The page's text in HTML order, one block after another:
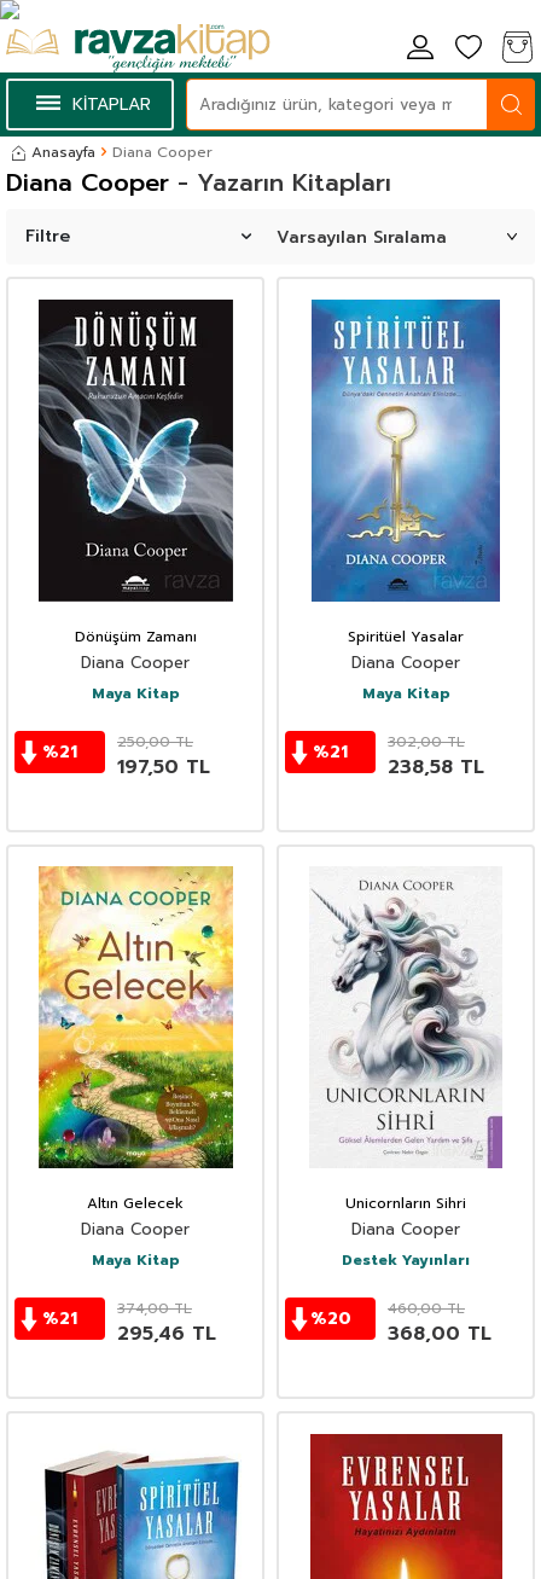
KİTAPLAR
Anasayfa Diana Cooper
- Yazarın Kitapları
Diana Cooper
Filtre
Dönüşüm Zamanı
Diana Cooper
Maya Kitap
%21 250,00TL
197,50 TL
Spiritüel Yasalar
Diana Cooper
Maya Kitap
%21 302,00TL
238,58 TL
Altın Gelecek
Diana Cooper
Maya Kitap
%21 374,00TL
295,46 TL
Unicornların Sihri
Diana Cooper
Destek Yayınları
%20 460,00TL
368,00 TL